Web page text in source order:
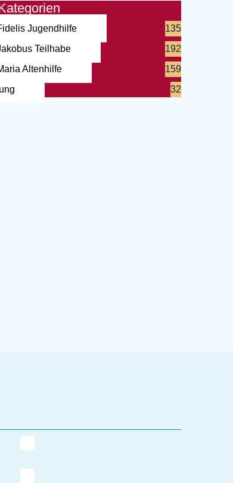
Jugendhilfe
135
Teilhabe
192
Altenhilfe
159
32